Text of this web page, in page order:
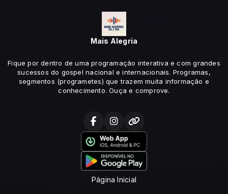
Mais Alegria
Fique por dentro de uma programação interativa e com grandes
sucessos do gospel nacional e internacionais. Programas,
segmentos (programetes) que trazem muita informação e
conhecimento. Ouça e comprove.
Página Inicial